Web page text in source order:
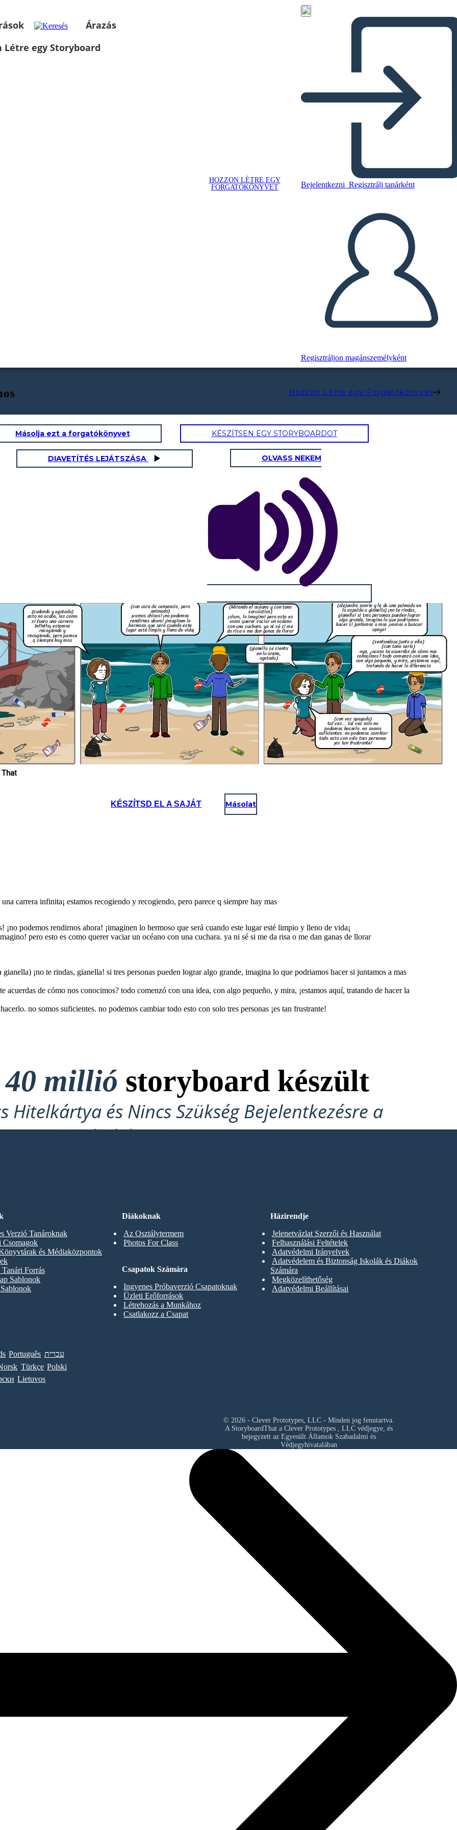
Árazás
Létre egy Storyboard
HOZZON LÉTRE EGY
FORGATÓKÖNYVET
Bejelentkezni Regisztrálj tanárként
Regisztráljon magánszemélyként
Hozzon Létre egy Forgatókönyvet
(alejandro sonrie y le da una palmada en
junto a ella)
tono serio)
acuerdas de cómo nos
comenzó con una idea,
y mira, ¡estamos aquí,
hacer la diferencia
podriamos
a buscar
Másolja ezt a forgatókönyvet KÉSZÍTSEN EGY STORYBOARDOT
DIAVETÍTÉS LEJÁTSZÁSA OLVASS NEKEM
That
(sudando y agotada)
esto no acaba, !es como
si fuera una carrera
infinita¡ estamos
recogiendo y
recogiendo, pero parece
q siempre hay mas
(con cara de cansancio, pero
animado)
¡vamos chicos! ¡no podemos
rendirnos ahora! ¡imaginen lo
hermoso que será cuando este
lugar esté limpio y lleno de vida¡
(Mirando el océano y con tono
sarcástico)
¡claro, lo imagino! pero esto es
como querer vaciar un océano
con una cuchara. ya ni sé si me
da risa o me dan ganas de llorar
(gianella se sienta
en la arena,
agotada)
(con voz apagada)
tal vez... tal vez solo no
podamos hacerlo. no somos
suficientes. no podemos cambiar
todo esto con solo tres personas
¡es tan frustrante!
(sentandose junto a ella)
(con tono serio)
oye, ¿acaso te acuerdas de cómo nos
conocimos? todo comenzó con una idea,
con algo pequeño, y mira, ¡estamos aquí,
tratando de hacer la diferencia
(alejandro sonrie y le da una palmada en
la espalda a gianella) ¡no te rindas,
gianella! si tres personas pueden lograr
algo grande, imagina lo que podriamos
hacer si juntamos a mas ¡vamos a buscar
apoyo!
KÉSZÍTSD EL A SAJÁT Másolat
carrera infinita¡ estamos recogiendo y recogiendo, pero parece q siempre hay mas
¡no podemos rendirnos ahora! ¡imaginen lo hermoso que será cuando este lugar esté limpio y lleno de vida¡
pero esto es como querer vaciar un océano con una cuchara. ya ni sé si me da risa o me dan ganas de llorar
¡no te rindas, gianella! si tres personas pueden lograr algo grande, imagina lo que podriamos hacer si juntamos a mas
acuerdas de cómo nos conocimos? todo comenzó con una idea, con algo pequeño, y mira, ¡estamos aquí, tratando de hacer la
no somos suficientes. no podemos cambiar todo esto con solo tres personas ¡es tan frustrante!
40 millió storyboard készült
Hitelkártya és Nincs Szükség Bejelentkezésre a
Kipróbáláshoz!
Diákoknak
Az Osztálytermem
Photos For Class
Verzió Tanároknak
Csomagok
és Médiaközpontok
Forrás
Sablonok
Csapatok Számára
Ingyenes Próbaverzió Csapatoknak
Üzleti Erőforrások
Létrehozás a Munkához
Csatlakozz a Csapat
Házirendje
Jelenetvázlat Szerzői és Használat
Felhasználási Feltételek
Adatvédelmi Irányelvek
Adatvédelem és Biztonság Iskolák és Diákok
Számára
Megközelíthetőség
Adatvédelmi Beállításai
Português עברית
Türkçe Polski
Lietuvos
© 2026 - Clever Prototypes, LLC - Minden jog fenntartva.
A StoryboardThat a Clever Prototypes , LLC védjegye, és
bejegyzett az Egyesült Államok Szabadalmi és
Védjegyhivatalában